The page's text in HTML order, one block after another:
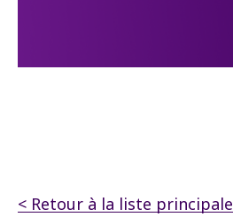
< Retour à la liste principale